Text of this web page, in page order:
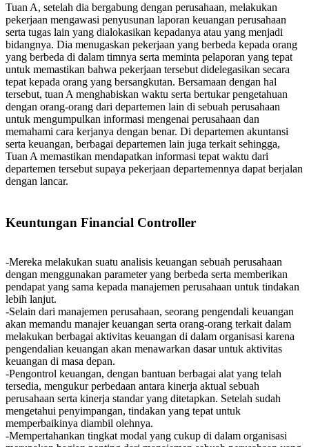
Tuan A, setelah dia bergabung dengan perusahaan, melakukan
pekerjaan mengawasi penyusunan laporan keuangan perusahaan
serta tugas lain yang dialokasikan kepadanya atau yang menjadi
bidangnya. Dia menugaskan pekerjaan yang berbeda kepada orang
yang berbeda di dalam timnya serta meminta pelaporan yang tepat
untuk memastikan bahwa pekerjaan tersebut didelegasikan secara
tepat kepada orang yang bersangkutan. Bersamaan dengan hal
tersebut, tuan A menghabiskan waktu serta bertukar pengetahuan
dengan orang-orang dari departemen lain di sebuah perusahaan
untuk mengumpulkan informasi mengenai perusahaan dan
memahami cara kerjanya dengan benar. Di departemen akuntansi
serta keuangan, berbagai departemen lain juga terkait sehingga,
Tuan A memastikan mendapatkan informasi tepat waktu dari
departemen tersebut supaya pekerjaan departemennya dapat berjalan
dengan lancar.
Keuntungan Financial Controller
-Mereka melakukan suatu analisis keuangan sebuah perusahaan
dengan menggunakan parameter yang berbeda serta memberikan
pendapat yang sama kepada manajemen perusahaan untuk tindakan
lebih lanjut.
-Selain dari manajemen perusahaan, seorang pengendali keuangan
akan memandu manajer keuangan serta orang-orang terkait dalam
melakukan berbagai aktivitas keuangan di dalam organisasi karena
pengendalian keuangan akan menawarkan dasar untuk aktivitas
keuangan di masa depan.
-Pengontrol keuangan, dengan bantuan berbagai alat yang telah
tersedia, mengukur perbedaan antara kinerja aktual sebuah
perusahaan serta kinerja standar yang ditetapkan. Setelah sudah
mengetahui penyimpangan, tindakan yang tepat untuk
memperbaikinya diambil olehnya.
-Mempertahankan tingkat modal yang cukup di dalam organisasi